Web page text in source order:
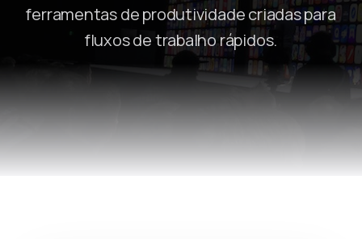
ferramentas de produtividade criadas para
fluxos de trabalho rápidos.